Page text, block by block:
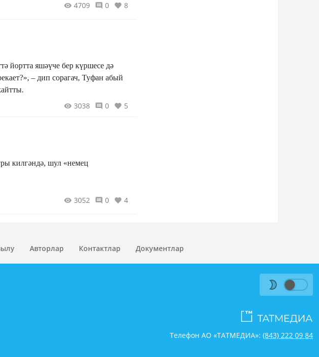
4709 0 8
йортта яшәүче бер күршесе дә
– дип сорагач, Туфан абый
3038 0 5
килгәндә, шул «немец
3052 0 4
Авторлар Контактлар Документлар
Телефон АО «ТАТМЕДИА»: (843) 222 09 84